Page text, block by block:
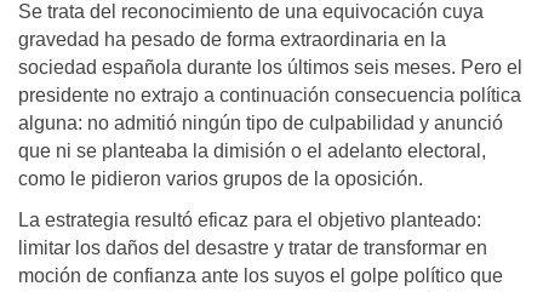
Se trata del reconocimiento de una equivocación cuya
gravedad ha pesado de forma extraordinaria en la
sociedad española durante los últimos seis meses. Pero el
presidente no extrajo a continuación consecuencia política
alguna: no admitió ningún tipo de culpabilidad y anunció
que ni se planteaba la dimisión o el adelanto electoral,
como le pidieron varios grupos de la oposición.
La estrategia resultó eficaz para el objetivo planteado:
limitar los daños del desastre y tratar de transformar en
moción de confianza ante los suyos el golpe político que